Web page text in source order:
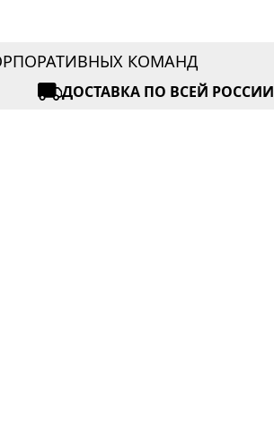
КОМАНД
ДОСТАВКА ПО ВСЕЙ РОССИИ